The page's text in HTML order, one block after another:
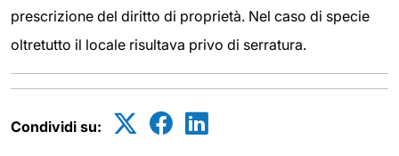
prescrizione del diritto di proprietà. Nel caso di specie
oltretutto il locale risultava privo di serratura.
Condividi su: